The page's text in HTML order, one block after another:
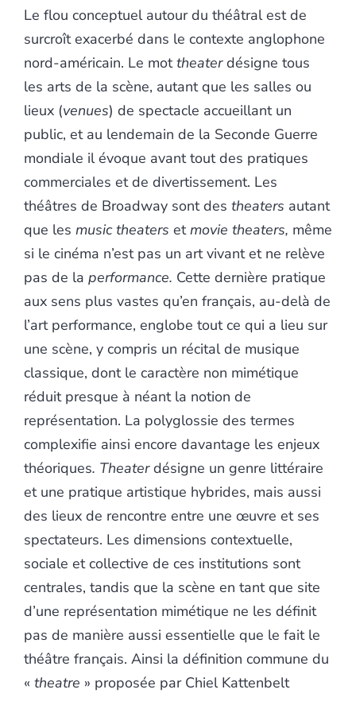
Le flou conceptuel autour du théâtral est de
surcroît exacerbé dans le contexte anglophone
nord-américain. Le mottheaterdésigne tous
les arts de la scène, autant que les salles ou
lieux (venues) de spectacle accueillant un
public, et au lendemain de la Seconde Guerre
mondiale il évoque avant tout des pratiques
commerciales et de divertissement. Les
théâtres de Broadway sont des theaters autant
que les music theaters etmovie theaters, même
si le cinéma n’est pas un art vivant et ne relève
pas de la performance. Cette dernière pratique
aux sens plus vastes qu’en français, au-delà de
l’art performance, englobe tout ce qui a lieu sur
une scène, y compris un récital de musique
classique, dont le caractère non mimétique
réduit presque à néant la notion de
représentation. La polyglossie des termes
complexifie ainsi encore davantage les enjeux
théoriques. Theaterdésigne un genre littéraire
et une pratique artistique hybrides, mais aussi
des lieux de rencontre entre une œuvre et ses
spectateurs. Les dimensions contextuelle,
sociale et collective de ces institutions sont
centrales, tandis que la scène en tant que site
d’une représentation mimétique ne les définit
pas de manière aussi essentielle que le fait le
théâtre français. Ainsi la définition commune du
« theatre » proposée par Chiel Kattenbelt